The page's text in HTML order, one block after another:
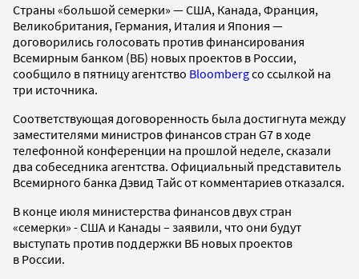
Страны «большой семерки» — США, Канада, Франция,
Великобритания, Германия, Италия и Япония —
договорились голосовать против финансирования
Всемирным банком (ВБ) новых проектов в России,
сообщило в пятницу агентство Bloombergсо ссылкой на
три источника.
Соответствующая договоренность была достигнута между
заместителями министров финансов стран G7 в ходе
телефонной конференции на прошлой неделе, сказали
два собеседника агентства. Официальный представитель
Всемирного банка Дэвид Тайс от комментариев отказался.
В конце июля министерства финансов двух стран
«семерки» - США и Канады – заявили, что они будут
выступать против поддержки ВБ новых проектов
в России.